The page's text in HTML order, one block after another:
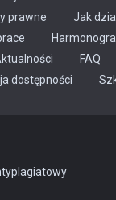
prawne
Jak
FAQ
dostępności